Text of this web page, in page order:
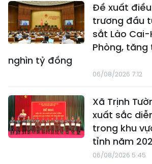
Đề xuất
trương đầu
sắt Lào Cai-
Phòng, tăng
nghìn tỷ đồng
06/08/2026 7:12
Xã Trịnh
xuất sắc
trong khu
tỉnh năm
06/08/2026 5:45